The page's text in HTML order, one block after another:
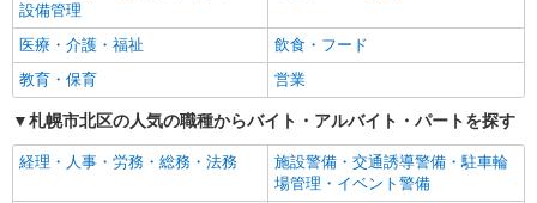
設備管理
医療・介護・福祉
飲食・フード
教育・保育
営業
札幌市北区の人気の職種からバイト・アルバイト・パートを探す
経理・人事・労務・総務・法務
施設警備・交通誘導警備・駐車輪
場管理・イベント警備